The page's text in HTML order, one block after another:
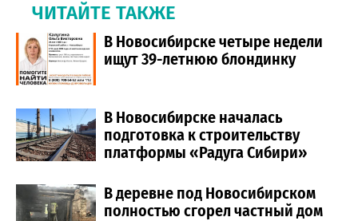
ЧИТАЙТЕ ТАКЖЕ
В Новосибирске четыре недели
ищут 39-летнюю блондинку
В Новосибирске началась
подготовка к строительству
платформы «Радуга Сибири»
В деревне под Новосибирском
полностью сгорел частный дом